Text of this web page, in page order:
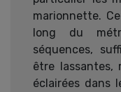
marionnette.
long du
séquences,
être lassantes,
éclairées dans